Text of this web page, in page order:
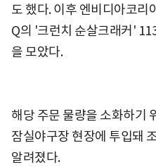
도 했다. 이후 엔비디아코리
Q의 '크런치 순살크래커'
을 모았다.
해당 주문 물량을 소화하기
잠실야구장 현장에 투입돼
알려졌다.